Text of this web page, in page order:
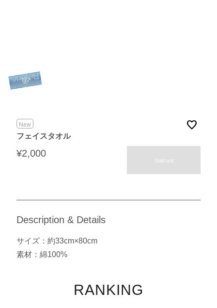
New
フェイスタオル
favorite
¥2,000
Sold out
Description & Details
サイズ：約33cm×80cm
素材：綿100%
RANKING